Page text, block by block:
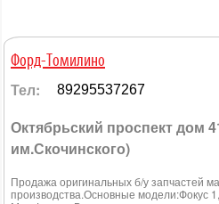
Форд-Томилино
Тел: 89295537267
Октябрьский проспект дом
им.Скочинского)
Продажа оригинальных б/у запчастей
производства.Основные модели:Фокус